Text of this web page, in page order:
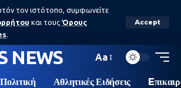
τον ιστότοπο, συμφωνείτε
και τους Όρους
.
Accept
NEWS Aa
Πολιτική Αθλητικές Ειδήσεις